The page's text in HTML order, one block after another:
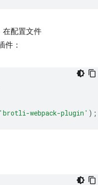
在配置文件
件：
'brotli-webpack-plugin' );